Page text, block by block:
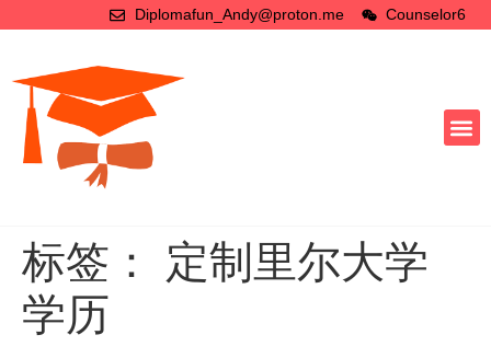
Diplomafun_Andy@proton.me Counselor6
标签： 定制里尔大学
学历